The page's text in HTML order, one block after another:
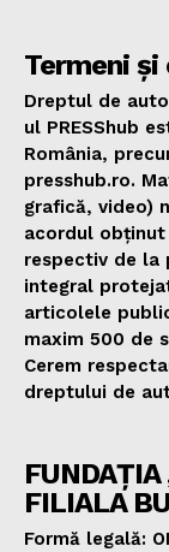
Termeni
Dreptul de
ul PRESShub
România,
presshub.ro.
grafică, video)
acordul obținut
respectiv de la
integral
articolele
maxim 500 de
Cerem
dreptului de
FILIALA
Formă legală: